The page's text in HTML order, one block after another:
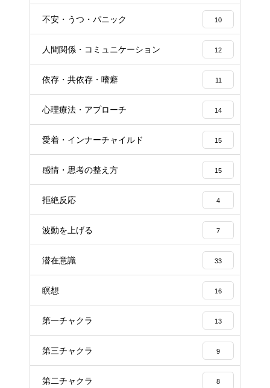
不安・うつ・パニック 10
人間関係・コミュニケーション 12
依存・共依存・嗜癖 11
心理療法・アプローチ 14
愛着・インナーチャイルド 15
感情・思考の整え方 15
拒絶反応 4
波動を上げる 7
潜在意識 33
瞑想 16
第一チャクラ 13
第三チャクラ 9
第二チャクラ 8